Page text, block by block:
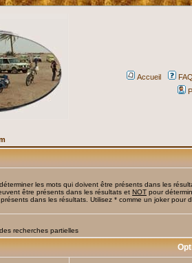
Accueil
les mots qui doivent être présents dans les
être présents dans les résultats et NOT pour
dans les résultats. Utilisez * comme un joker pour
recherches partielles